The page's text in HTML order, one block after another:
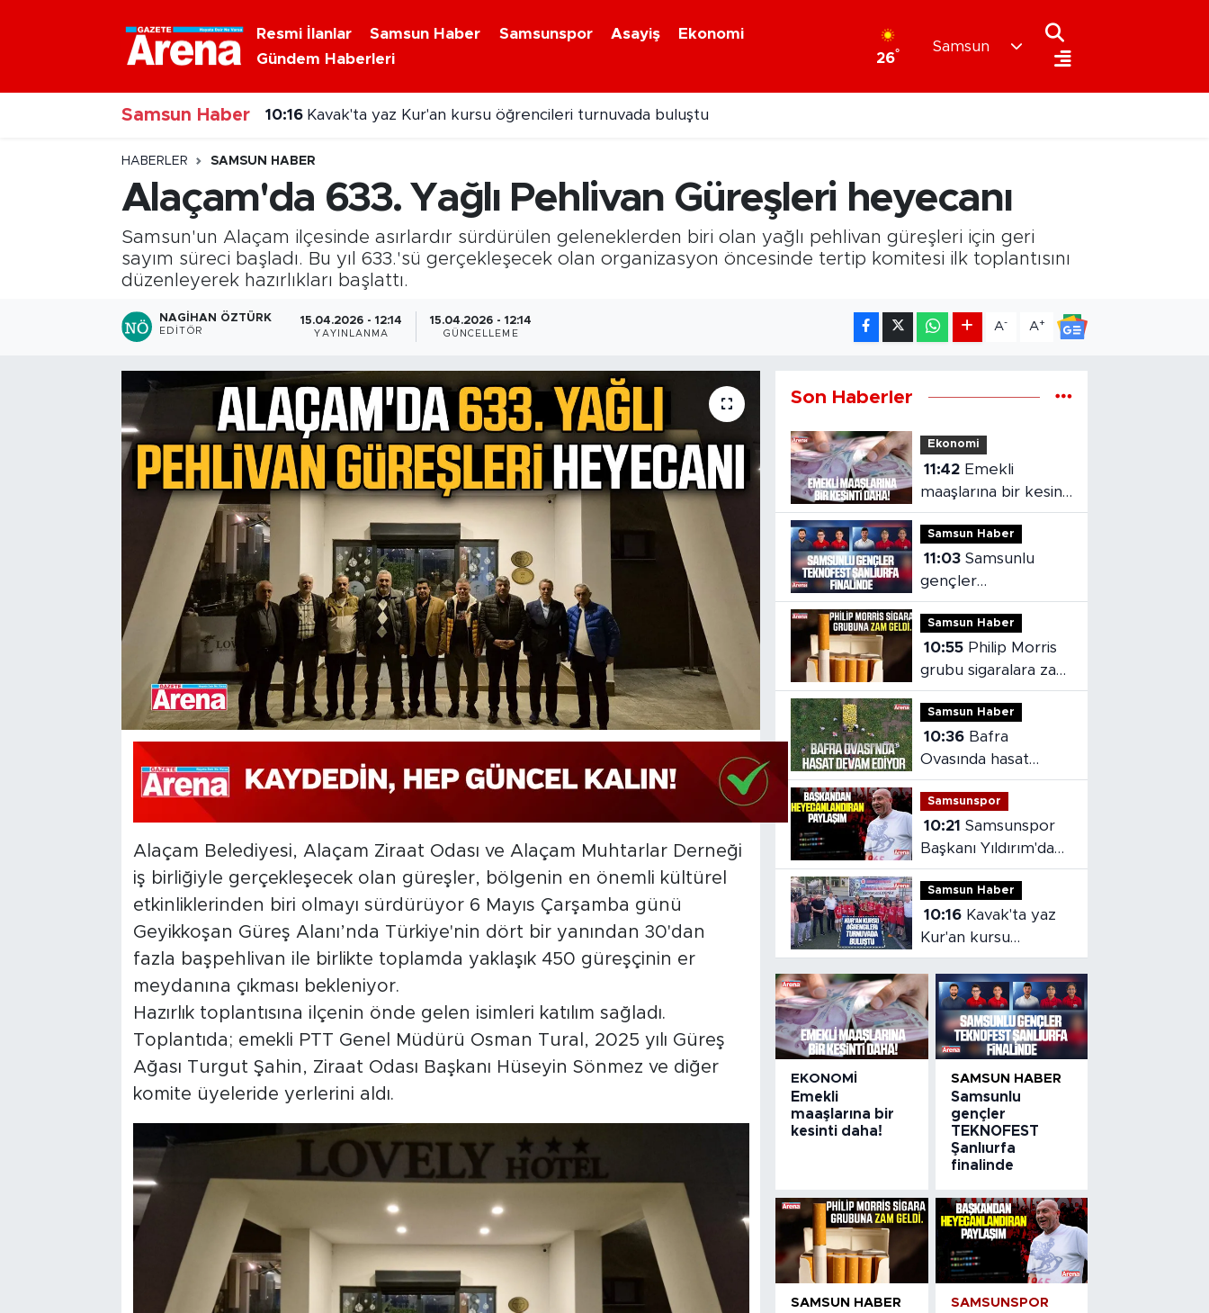
Resmi İlanlar Samsun Haber Samsunspor Asayiş
Ekonomi
Gündem Haberleri
26°
Samsun
Samsun Haber 10:16 Kavak'ta yaz Kur'an kursu öğrencileri turnuvada buluştu
HABERLER SAMSUN HABER
Alaçam'da 633. Yağlı Pehlivan Güreşleri heyecanı
Samsun'un Alaçam ilçesinde asırlardır sürdürülen geleneklerden biri olan yağlı pehlivan güreşleri için geri
sayım süreci başladı. Bu yıl 633.'sü gerçekleşecek olan organizasyon öncesinde tertip komitesi ilk toplantısını
düzenleyerek hazırlıkları başlattı.
NAGIHAN ÖZTÜRK
EDITÖR
15.04.2026 - 12:14
YAYINLANMA
15.04.2026 - 12:14
GÜNCELLEME
A- A+
Alaçam Belediyesi, Alaçam Ziraat Odası ve Alaçam Muhtarlar Derneği
iş birliğiyle gerçekleşecek olan güreşler, bölgenin en önemli kültürel
etkinliklerinden biri olmayı sürdürüyor 6 Mayıs Çarşamba günü
Geyikkoşan Güreş Alanı’nda Türkiye'nin dört bir yanından 30'dan
fazla başpehlivan ile birlikte toplamda yaklaşık 450 güreşçinin er
meydanına çıkması bekleniyor.
Hazırlık toplantısına ilçenin önde gelen isimleri katılım sağladı.
Toplantıda; emekli PTT Genel Müdürü Osman Tural, 2025 yılı Güreş
Ağası Turgut Şahin, Ziraat Odası Başkanı Hüseyin Sönmez ve diğer
komite üyeleride yerlerini aldı.
Son Haberler
Ekonomi
11:42
maaşlarına bir kesinti
daha!
Samsun Haber
11:03 Samsunlu
gençler
TEKNOFEST
Şanlıurfa finalinde
Samsun Haber
10:55
grubu sigaralara zam
geldi
Samsun Haber
10:36
Ovasında hasat
devam ediyor
Samsunspor
10:21 Samsunspor
Başkanı Yıldırım'dan
heyecanlandıran
paylaşım
Samsun Haber
10:16
Kur'an kursu
öğrencileri
turnuvada buluştu
EKONOMI
Emekli
maaşlarına bir
kesinti daha!
SAMSUN HABER
Samsunlu
gençler
TEKNOFEST
Şanlıurfa
finalinde
SAMSUN HABER SAMSUNSPOR
Nöbetçi Eczaneler
Hava Durumu
Samsun Namaz Vakitleri
Trafik Durumu
Süper Lig Puan Durumu ve Fikstür
Son Dakika Haberleri
Haber Arşivi